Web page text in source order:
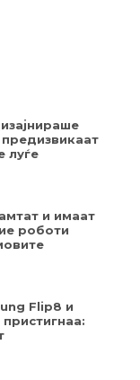
луѓе
и имаат
роботи
Flip8 и